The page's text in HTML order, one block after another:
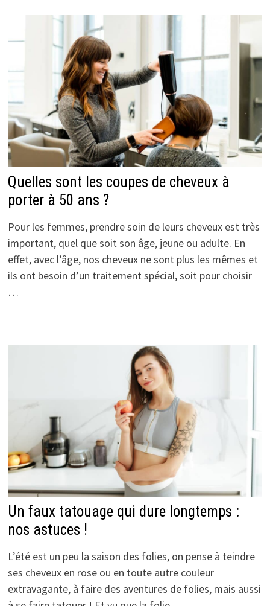
Quelles sont les coupes de cheveux à
porter à 50 ans ?
Pour les femmes, prendre soin de leurs cheveux est très
important, quel que soit son âge, jeune ou adulte. En
effet, avec l’âge, nos cheveux ne sont plus les mêmes et
ils ont besoin d’un traitement spécial, soit pour choisir
…
Un faux tatouage qui dure longtemps :
nos astuces !
L’été est un peu la saison des folies, on pense à teindre
ses cheveux en rose ou en toute autre couleur
extravagante, à faire des aventures de folies, mais aussi